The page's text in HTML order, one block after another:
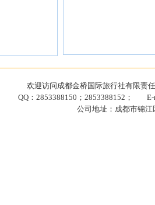
欢迎访问成都金桥国际旅行社有限责
QQ：2853388150；2853388152； E-
公司地址：成都市锦